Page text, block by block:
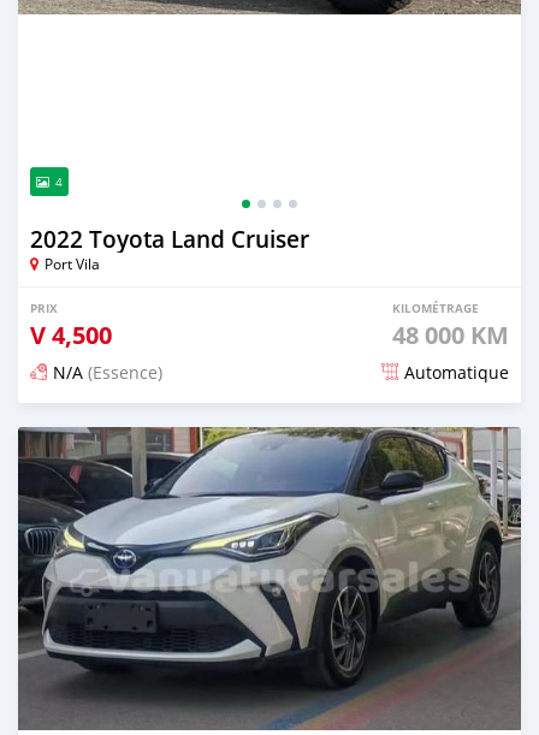
4
2022 Toyota Land Cruiser
Port Vila
PRIX
V4,500
KILOMÉTRAGE
48 000 KM
N/A (Essence) Automatique
Publié il y a 15 jours